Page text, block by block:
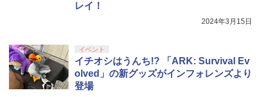
レイ！
2024年3月15日
イベント
イチオシはうんち!? 「ARK: Survival Ev
olved」の新グッズがインフォレンズより
登場